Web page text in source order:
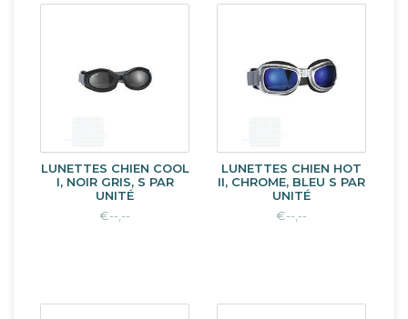
LUNETTES CHIEN COOL
I, NOIR GRIS, S PAR
UNITÉ
€--,--
LUNETTES CHIEN HOT
II, CHROME, BLEU S PAR
UNITÉ
€--,--